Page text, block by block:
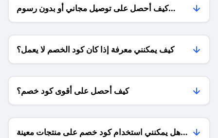
كيف أحصل على توصيل مجاني أو بدون رسوم
الشحن ؟
كيف يمكنني معرفة إذا كان كود الخصم لا يعمل؟
كيف أحصل على أقوى كود خصم؟
هل يمكنني استخدام كود خصم على منتجات معينة